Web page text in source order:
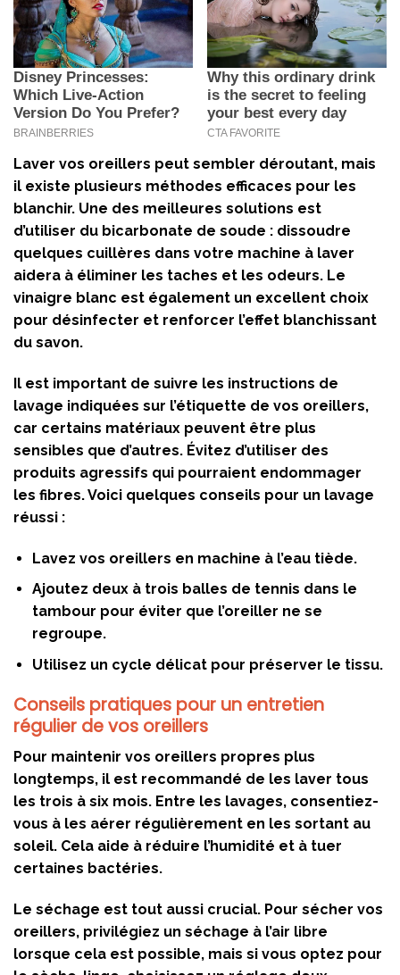
Laver vos oreillers peut sembler déroutant, mais
il existe plusieurs méthodes efficaces pour les
blanchir. Une des meilleures solutions est
d’utiliser du bicarbonate de soude : dissoudre
quelques cuillères dans votre machine à laver
aidera à éliminer les taches et les odeurs. Le
vinaigre blanc est également un excellent choix
pour désinfecter et renforcer l’effet blanchissant
du savon.
Il est important de suivre les instructions de
lavage indiquées sur l’étiquette de vos oreillers,
car certains matériaux peuvent être plus
sensibles que d’autres. Évitez d’utiliser des
produits agressifs qui pourraient endommager
les fibres. Voici quelques conseils pour un lavage
réussi :
Lavez vos oreillers en machine à l’eau tiède.
Ajoutez deux à trois balles de tennis dans le
tambour pour éviter que l’oreiller ne se
regroupe.
Utilisez un cycle délicat pour préserver le tissu.
Conseils pratiques pour un entretien
régulier de vos oreillers
Pour maintenir vos oreillers propres plus
longtemps, il est recommandé de les laver tous
les trois à six mois. Entre les lavages, consentiez-
vous à les aérer régulièrement en les sortant au
soleil. Cela aide à réduire l’humidité et à tuer
certaines bactéries.
Le séchage est tout aussi crucial. Pour sécher vos
oreillers, privilégiez un séchage à l’air libre
lorsque cela est possible, mais si vous optez pour